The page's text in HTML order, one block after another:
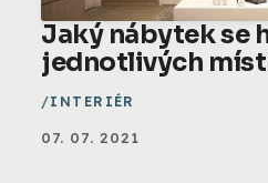
Jaký nábytek se
jednotlivých
INTERIÉR
07. 07. 2021